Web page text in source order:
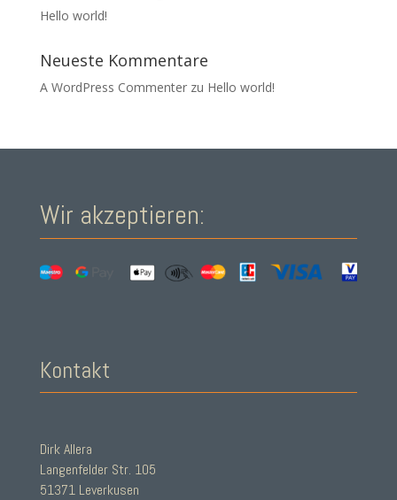
Hello world!
Neueste Kommentare
A WordPress Commenterzu Hello world!
Wir akzeptieren:
Kontakt
Dirk Allera
Langenfelder Str. 105
51371 Leverkusen